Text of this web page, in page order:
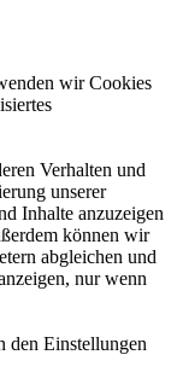
wir Cookies
Verhalten und
unserer
Inhalte anzuzeigen
können wir
abgleichen und
nur wenn
den Einstellungen